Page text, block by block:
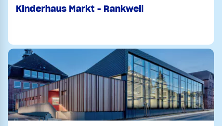
Kinderhaus Markt - Rankweil